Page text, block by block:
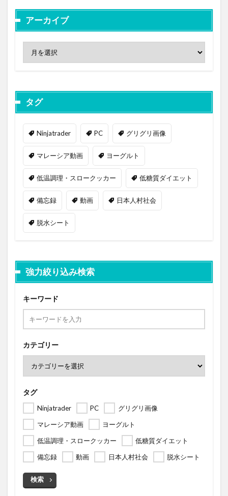
アーカイブ
タグ
Ninjatrader PC グリグリ画像
マレーシア動画 ヨーグルト
低温調理・スロークッカー 低糖質ダイエット
備忘録 動画 日本人村社会
脱水シート
強力絞り込み検索
キーワード
カテゴリー
タグ
Ninjatrader PC
グリグリ画像
マレーシア動画
ヨーグルト
低温調理・スロークッカー
低糖質ダイエット
備忘録
動画 日本人村社会 脱水シート
検索